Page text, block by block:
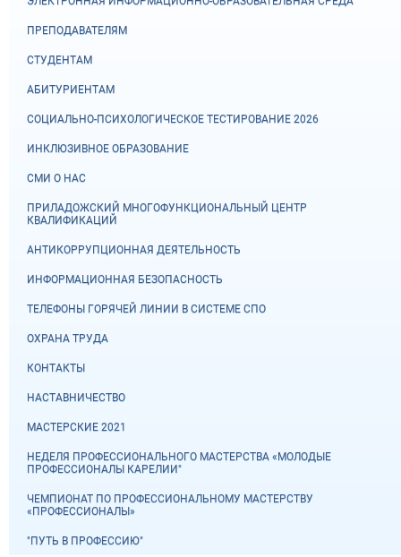
ПРЕПОДАВАТЕЛЯМ
СТУДЕНТАМ
АБИТУРИЕНТАМ
СОЦИАЛЬНО-ПСИХОЛОГИЧЕСКОЕ ТЕСТИРОВАНИЕ 2026
ИНКЛЮЗИВНОЕ ОБРАЗОВАНИЕ
СМИ О НАС
ПРИЛАДОЖСКИЙ МНОГОФУНКЦИОНАЛЬНЫЙ ЦЕНТР
КВАЛИФИКАЦИЙ
АНТИКОРРУПЦИОННАЯ ДЕЯТЕЛЬНОСТЬ
ИНФОРМАЦИОННАЯ БЕЗОПАСНОСТЬ
ТЕЛЕФОНЫ ГОРЯЧЕЙ ЛИНИИ В СИСТЕМЕ СПО
ОХРАНА ТРУДА
КОНТАКТЫ
НАСТАВНИЧЕСТВО
МАСТЕРСКИЕ 2021
НЕДЕЛЯ ПРОФЕССИОНАЛЬНОГО МАСТЕРСТВА «МОЛОДЫЕ
ПРОФЕССИОНАЛЫ КАРЕЛИИ"
ЧЕМПИОНАТ ПО ПРОФЕССИОНАЛЬНОМУ МАСТЕРСТВУ
«ПРОФЕССИОНАЛЫ»
"ПУТЬ В ПРОФЕССИЮ"